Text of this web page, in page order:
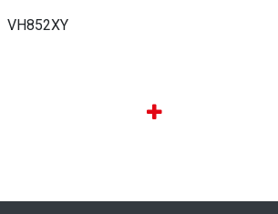
VH852XY